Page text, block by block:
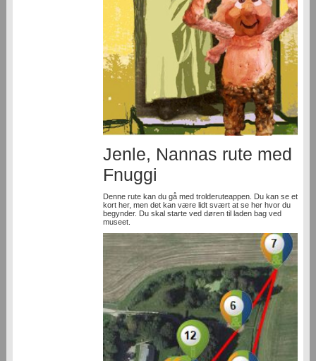
Jenle, Nannas rute med
Fnuggi
Denne rute kan du gå med trolderuteappen. Du kan se et
kort her, men det kan være lidt svært at se her hvor du
begynder. Du skal starte ved døren til laden bag ved
museet.